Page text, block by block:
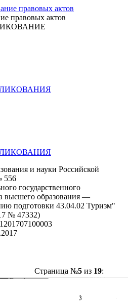
правовых актов
и науки Российской
556
государственного
высшего образования —
подготовки 43.04.02 Туризм"
№ 47332)
Страница №5из 19: